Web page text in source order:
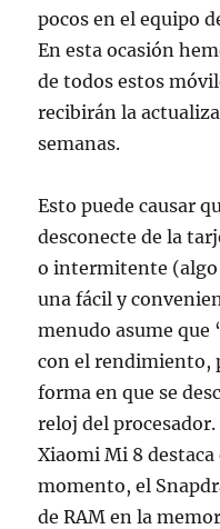
pocos en el equipo
En esta ocasión
de todos estos
recibirán la
semanas.
Esto puede causar
desconecte de la
o intermitente
una fácil y
menudo asume que
con el rendimiento,
forma en que se
reloj del
Xiaomi Mi 8
momento, el
de RAM en la